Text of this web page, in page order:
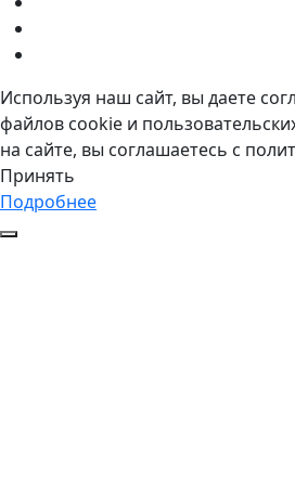
Используя наш сайт, вы даете
файлов cookie и
на сайте, вы соглашаетесь с
Принять
Подробнее